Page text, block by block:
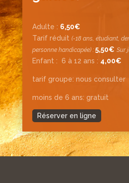
Adulte : 6,50€
Tarif réduit (-18 ans, étudiant,
personne handicapée) : 5,50€ Sur
Enfant : 6 à 12 ans : 4,00€
tarif groupe: nous consulter
moins de 6 ans: gratuit
Réserver en ligne